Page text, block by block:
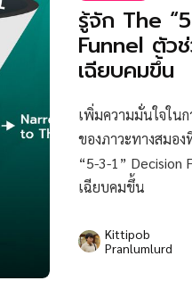
รู้จัก The
Funnel ตัวช่
เฉียบคมขึ้น
เพิ่มความมั่นใจใน
ของภาวะทางสมอ
“5-3-1” Decision
เฉียบคมขึ้น
Kittipob
Pranlumlurd